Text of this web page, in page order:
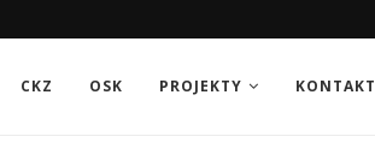
CKZ OSK PROJEKTY KONTAKT